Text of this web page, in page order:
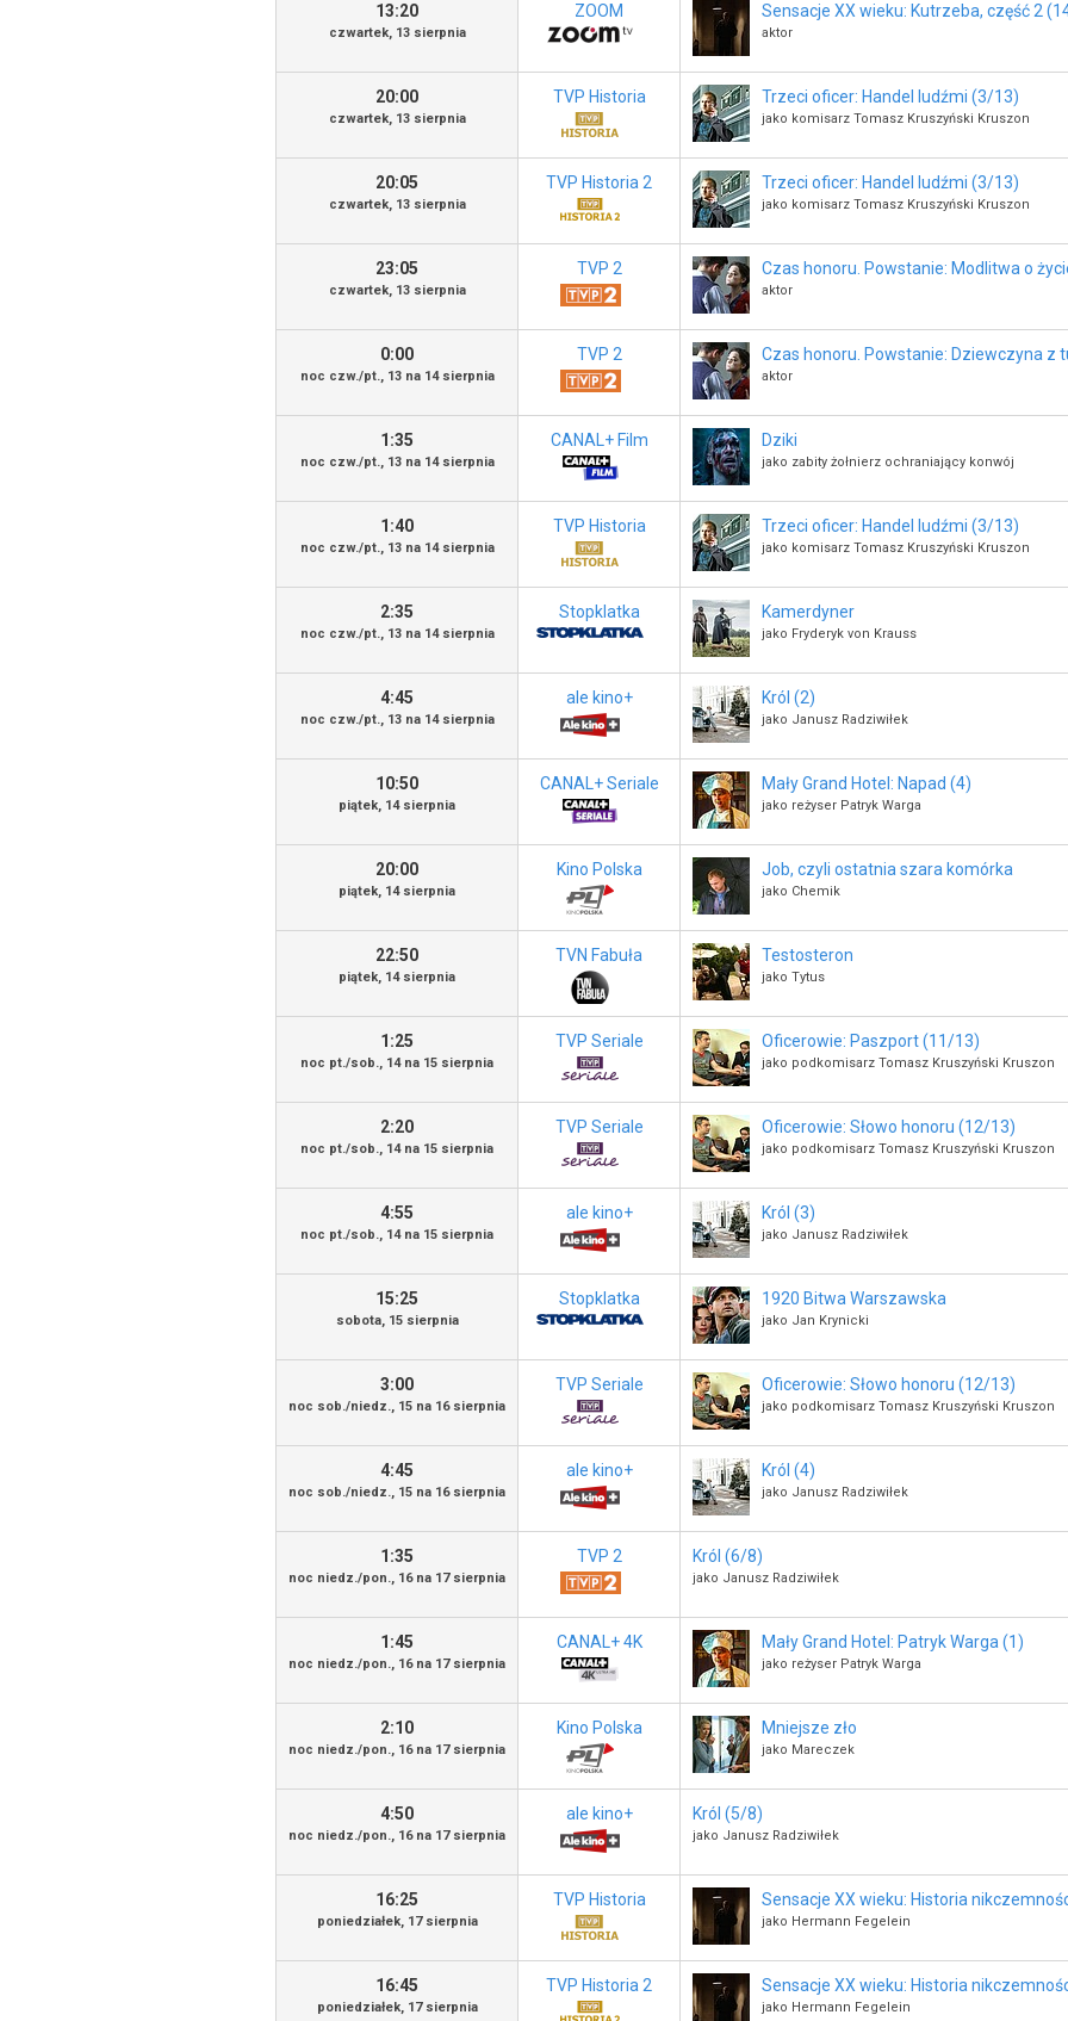
13:20
czwartek, 13 sierpnia
ZOOM Sensacje XX wieku: Kutrzeba, część 2
aktor
20:00
czwartek, 13 sierpnia
TVP Historia Trzeci oficer: Handel ludźmi (3/13)
jako komisarz Tomasz Kruszyński Kruszon
20:05
czwartek, 13 sierpnia
TVP Historia 2 Trzeci oficer: Handel ludźmi (3/13)
jako komisarz Tomasz Kruszyński Kruszon
23:05
czwartek, 13 sierpnia
TVP 2 Czas honoru. Powstanie: Modlitwa o
aktor
0:00
noc czw./pt., 13 na 14 sierpnia
TVP 2 Czas honoru. Powstanie: Dziewczyna z
aktor
1:35
noc czw./pt., 13 na 14 sierpnia
CANAL+ Film Dziki
jako zabity żołnierz ochraniający konwój
1:40
noc czw./pt., 13 na 14 sierpnia
TVP Historia Trzeci oficer: Handel ludźmi (3/13)
jako komisarz Tomasz Kruszyński Kruszon
2:35
noc czw./pt., 13 na 14 sierpnia
Stopklatka Kamerdyner
jako Fryderyk von Krauss
4:45
noc czw./pt., 13 na 14 sierpnia
ale kino+ Król (2)
jako Janusz Radziwiłek
10:50
piątek, 14 sierpnia
CANAL+ Seriale Mały Grand Hotel: Napad (4)
jako reżyser Patryk Warga
20:00
piątek, 14 sierpnia
Kino Polska Job, czyli ostatnia szara komórka
jako Chemik
22:50
piątek, 14 sierpnia
TVN Fabuła Testosteron
jako Tytus
1:25
noc pt./sob., 14 na 15 sierpnia
TVP Seriale Oficerowie: Paszport (11/13)
jako podkomisarz Tomasz Kruszyński Kruszon
2:20
noc pt./sob., 14 na 15 sierpnia
TVP Seriale Oficerowie: Słowo honoru (12/13)
jako podkomisarz Tomasz Kruszyński Kruszon
4:55
noc pt./sob., 14 na 15 sierpnia
ale kino+ Król (3)
jako Janusz Radziwiłek
15:25
sobota, 15 sierpnia
Stopklatka 1920 Bitwa Warszawska
jako Jan Krynicki
3:00
noc sob./niedz., 15 na 16 sierpnia
TVP Seriale Oficerowie: Słowo honoru (12/13)
jako podkomisarz Tomasz Kruszyński Kruszon
4:45
noc sob./niedz., 15 na 16 sierpnia
ale kino+ Król (4)
jako Janusz Radziwiłek
1:35
noc niedz./pon., 16 na 17 sierpnia
TVP 2 Król (6/8)
jako Janusz Radziwiłek
1:45
noc niedz./pon., 16 na 17 sierpnia
CANAL+ 4K Mały Grand Hotel: Patryk Warga (1)
jako reżyser Patryk Warga
2:10
noc niedz./pon., 16 na 17 sierpnia
Kino Polska Mniejsze zło
jako Mareczek
4:50
noc niedz./pon., 16 na 17 sierpnia
ale kino+ Król (5/8)
jako Janusz Radziwiłek
16:25
poniedziałek, 17 sierpnia
TVP Historia Sensacje XX wieku: Historia
jako Hermann Fegelein
16:45
poniedziałek, 17 sierpnia
TVP Historia 2 Sensacje XX wieku: Historia
jako Hermann Fegelein